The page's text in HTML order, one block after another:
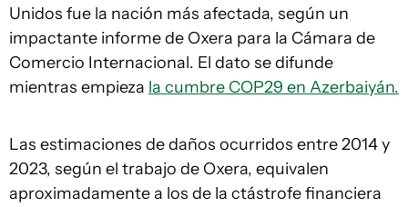
Unidos fue la nación más afectada, según un
impactante informe de Oxera para la Cámara de
Comercio Internacional. El dato se difunde
mientras empieza la cumbre COP29 en Azerbaiyán.
Las estimaciones de daños ocurridos entre 2014 y
2023, según el trabajo de Oxera, equivalen
aproximadamente a los de la ctástrofe financiera